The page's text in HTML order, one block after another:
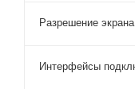
Разрешение экрана
Интерфейсы